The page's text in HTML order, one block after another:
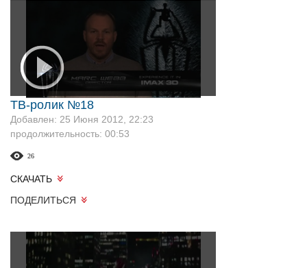
ТВ-ролик №18
Добавлен: 25 Июня 2012, 22:23
продолжительность: 00:53
26
СКАЧАТЬ
ПОДЕЛИТЬСЯ